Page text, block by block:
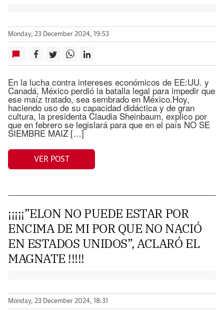
Monday, 23 December 2024, 19:53
En la lucha contra intereses económicos de EE:UU. y
Canadá, México perdió la batalla legal para impedir que
ese maíz tratado, sea sembrado en México.Hoy,
haciendo uso de su capacidad didáctica y de gran
cultura, la presidenta Claudia Sheinbaum, explico por
que en febrero se legislará para que en el país NO SE
SIEMBRE MAIZ […]
VER POST
¡¡¡¡¡”ELON NO PUEDE ESTAR POR
ENCIMA DE MI POR QUE NO NACIÓ
EN ESTADOS UNIDOS”, ACLARÓ EL
MAGNATE !!!!!
Monday, 23 December 2024, 18:31